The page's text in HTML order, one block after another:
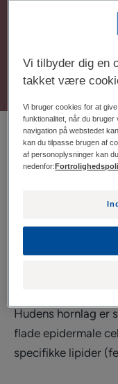
Vores eksperter
spørgsmål.
(epidermis) kaldet
hornlag, som
funktion er at
Hudens hornlag er
flade epidermale
specifikke lipider
Vi tilbyder dig en
takket være
Vi bruger cookies for at
funktionalitet, når du
navigation på webstedet
kan du tilpasse brugen af
af personoplysninger kan
nedenfor: